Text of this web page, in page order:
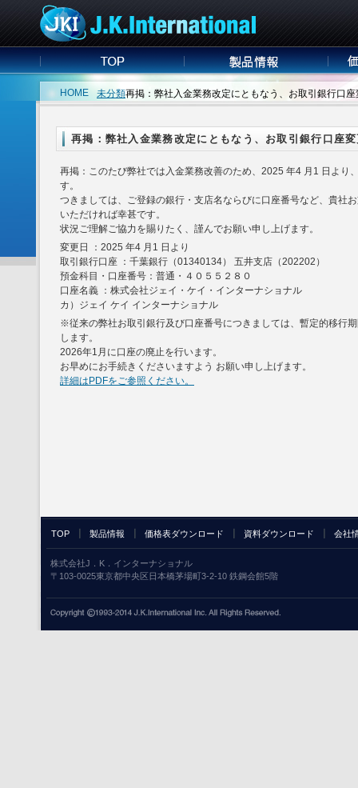
HOME 未分類再掲：弊社入金業務改定にともなう、お取引銀行口
再掲：弊社入金業務改定にともなう、お取引銀行口座
再掲：このたび弊社では入金業務改善のため、2025 年4 月1 日より
す。
つきましては、ご登録の銀行・支店名ならびに口座番号など、貴社
いただければ幸甚です。
状況ご理解ご協力を賜りたく、謹んでお願い申し上げます。
変更日 ：2025 年4 月1 日より
取引銀行口座 ：千葉銀行（01340134） 五井支店（202202）
預金科目・口座番号：普通・４０５５２８０
口座名義 ：株式会社ジェイ・ケイ・インターナショナル
カ）ジェイ ケイ インターナショナル
※従来の弊社お取引銀行及び口座番号につきましては、暫定的移行
します。
2026年1月に口座の廃止を行います。
お早めにお手続きくださいますよう お願い申し上げます。
詳細はPDFをご参照ください。
TOP 製品情報 価格表ダウンロード 資料ダウンロード 会社
株式会社J．K．インターナショナル
〒103-0025東京都中央区日本橋茅場町3-2-10 鉄鋼会館5階